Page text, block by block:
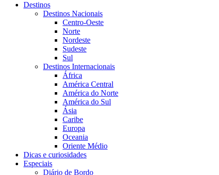
Destinos
Destinos Nacionais
Centro-Oeste
Norte
Nordeste
Sudeste
Sul
Destinos Internacionais
África
América Central
América do Norte
América do Sul
Ásia
Caribe
Europa
Oceania
Oriente Médio
Dicas e curiosidades
Especiais
Diário de Bordo